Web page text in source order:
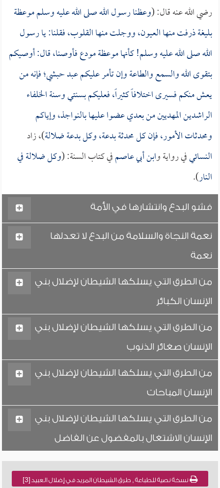
رضي الله عنه قال: (وعظنا رسول الله صلى الله عليه وسلم موعظة
بليغة ذرفت منها العيون، ووجلت منها القلوب، فقلنا: يا رسول
الله صلى الله عليه وسلم! كأنها موعظة مودع فأوصنا، قال: أوصيكم
بتقوى الله والسمع والطاعة وإن تأمر عليكم عبد حبشي؛ فإنه من
يعش منكم فسيرى اختلافاً كثيراً، فعليكم بسنتي وسنة الخلفاء
الراشدين المهديين من بعدي عضوا عليها بالنواجذ، وإياكم
ومحدثات الأمور، فإن كل محدثة بدعة، وكل بدعة ضلالة)، زاد
النسائيفي رواية وابن أبي عاصمفي كتاب السنة: (وكل ضلالة في
النار).
فشو البدع وانتشارها في الأمة
نعمة النجاة والسلامة من البدع لا تعدلها
نعمة
من الطرق التي يسلكها الشيطان لإضلال بني
الإنسان الكبائر
من الطرق التي يسلكها الشيطان لإضلال بني
الإنسان صغائر الذنوب
من الطرق التي يسلكها الشيطان لإضلال بني
الإنسان المباحات
من الطرق التي يسلكها الشيطان لإضلال بني
الإنسان الاشتغال بالمفضول عن الفاضل